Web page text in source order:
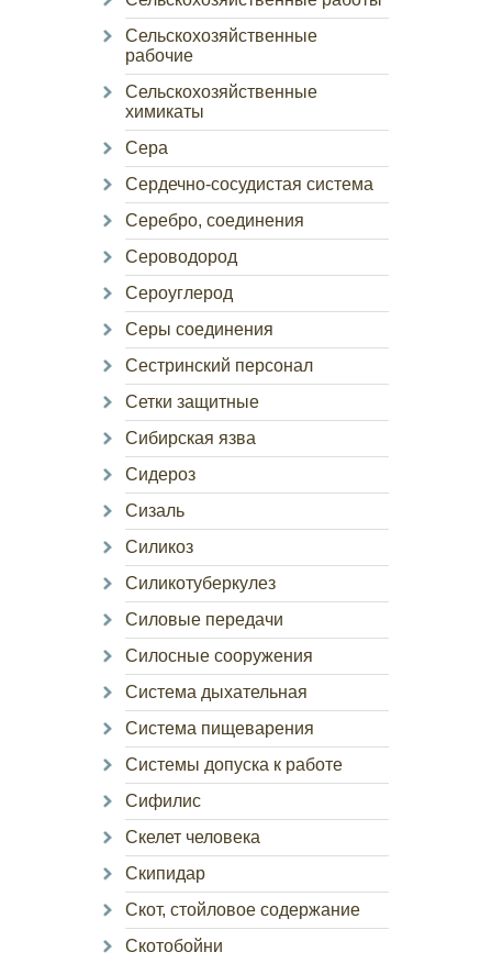
Сельскохозяйственные
рабочие
Сельскохозяйственные
химикаты
Сера
Сердечно-сосудистая система
Серебро, соединения
Сероводород
Сероуглерод
Серы соединения
Сестринский персонал
Сетки защитные
Сибирская язва
Сидероз
Сизаль
Силикоз
Силикотуберкулез
Силовые передачи
Силосные сооружения
Система дыхательная
Система пищеварения
Системы допуска к работе
Сифилис
Скелет человека
Скипидар
Скот, стойловое содержание
Скотобойни